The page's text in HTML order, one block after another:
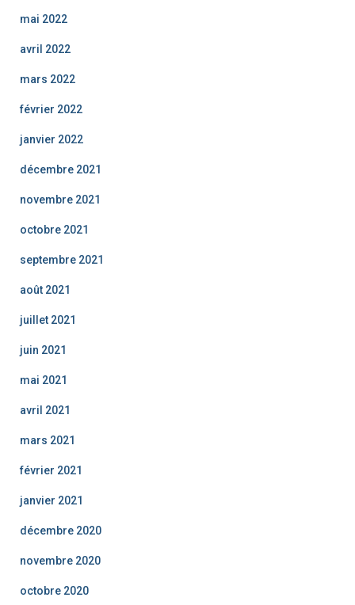
mai 2022
avril 2022
mars 2022
février 2022
janvier 2022
décembre 2021
novembre 2021
octobre 2021
septembre 2021
août 2021
juillet 2021
juin 2021
mai 2021
avril 2021
mars 2021
février 2021
janvier 2021
décembre 2020
novembre 2020
octobre 2020